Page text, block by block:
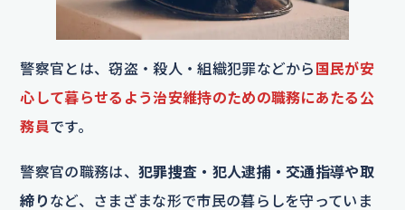
警察官とは、窃盗・殺人・組織犯罪などから 国民が安
心して暮らせるよう治安維持のための職務にあたる公
務員です。
警察官の職務は、 犯罪捜査・犯人逮捕・交通指導や取
締り など、さまざまな形で市民の暮らしを守っていま